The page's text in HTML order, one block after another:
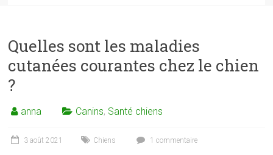
Quelles sont les maladies
cutanées courantes chez le chien
?
anna Canins, Santé chiens
3 août 2021 Chiens 1 commentaire